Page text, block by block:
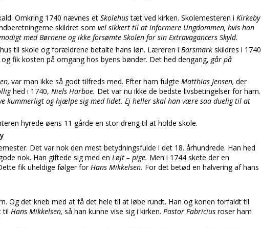
Omkring 1740 nævnes et Skolehustæt ved kirken. Skolemesteren i Kirkeby
skildret som vel sikkert til at informere Ungdommen, hvis han
med Børnene og ikke forsømte Skolen for sin Extravagancers Skyld.
til skole og forældrene betalte hans løn. Læreren i Barsmark skildres i 1740
fik kosten på omgang hos byens bønder. Det hed dengang, går på
var man ikke så godt tilfreds med. Efter ham fulgte Matthias Jensen, der
hed i 1740, Niels Harboe. Det var nu ikke de bedste livsbetingelser for ham.
kummerligt og hjælpe sig med lidet. Ej heller skal han være saa duelig til at
hyrede øens 11 gårde en stor dreng til at holde skole.
Det var nok den mest betydningsfulde i det 18. århundrede. Han hed
nok. Han giftede sig med en Løjt – pige. Men i 1744 skete der en
fik uheldige følger forHans Mikkelsen. For det betød en halvering af hans
Og det kneb med at få det hele til at løbe rundt. Han og konen forfaldt til
til Hans Mikkelsen, så han kunne vise sig i kirken. Pastor Fabricius roser ham